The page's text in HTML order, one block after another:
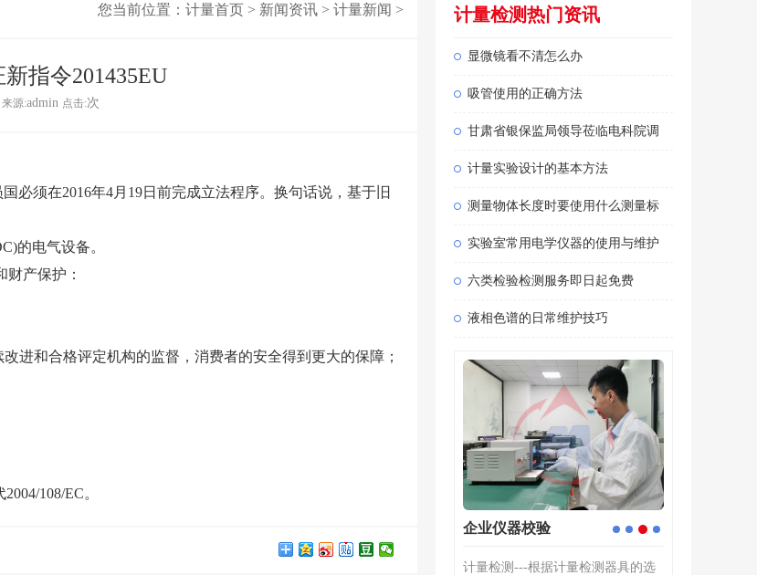
您当前位置： 计量首页 > 新闻资讯 > 计量新闻 >
指令201435EU
来源:admin 点击:次
必须在2016年4月19日前完成立法程序。换句话说，基于旧
的电气设备。
产保护：
进和合格评定机构的监督，消费者的安全得到更大的保障；
108/EC。
计量检测热门资讯
显微镜看不清怎么办
吸管使用的正确方法
甘肃省银保监局领导莅临电科院调
计量实验设计的基本方法
测量物体长度时要使用什么测量标
实验室常用电学仪器的使用与维护
六类检验检测服务即日起免费
液相色谱的日常维护技巧
3
企业仪器校验
计量检测---根据计量检测器具的选